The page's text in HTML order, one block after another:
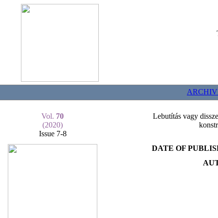
Vol. 70
(2020)
Issue 7-8
Lebutítás vagy
DATE OF